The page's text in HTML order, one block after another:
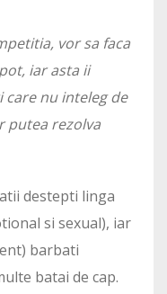
vor sa faca
iar asta ii
nu inteleg de
putea rezolva
destepti linga
si sexual), iar
barbati
batai de cap.